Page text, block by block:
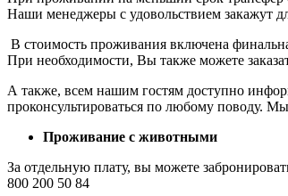
Наши менеджеры с удовольствием закажут
В стоимость проживания включена
При необходимости, Вы также можете
А также, всем нашим гостям доступно
проконсультироваться по любому поводу.
Проживание с животными
За отдельную плату, вы можете
800 200 50 84